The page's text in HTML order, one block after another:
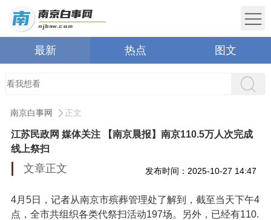
最新 热点 图文
南京白事网 正文
江苏民政网 媒体关注 【南京晨报】南京110.5万人次完成
线上祭扫
文章正文 发布时间：2025-10-27 14:47
4月5日，记者从南京市殡葬管理处了解到，截至当天下午4
点，全市共组织各类代祭扫活动197场。另外，已经有110.